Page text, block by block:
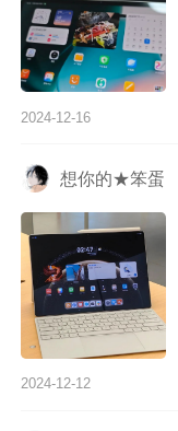
2024-12-16
想你的★笨蛋
2024-12-12